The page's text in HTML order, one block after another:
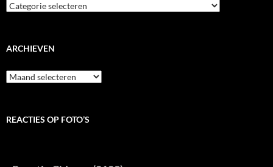
ARCHIEVEN
Archieven
REACTIES OP FOTO’S